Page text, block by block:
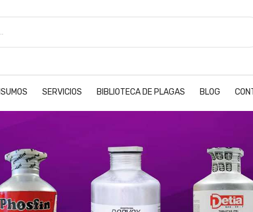
SERVICIOS BIBLIOTECA DE PLAGAS BLOG